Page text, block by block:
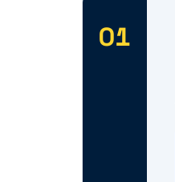
01